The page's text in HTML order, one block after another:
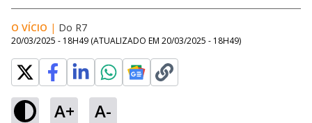
O VÍCIO | Do R7
20/03/2025 - 18H49 (ATUALIZADO EM 20/03/2025 - 18H49)
A+ A-